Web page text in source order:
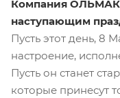
Компания
наступающим
Пусть этот день, 8
настроение,
Пусть он станет
которые принесут